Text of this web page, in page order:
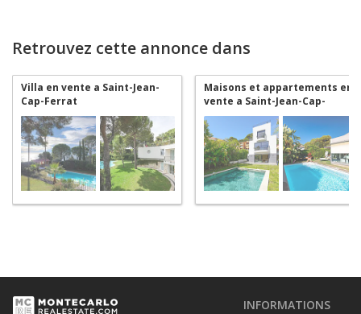
Retrouvez cette annonce dans
Villa en vente a Saint-Jean-
Cap-Ferrat
Maisons et appartements en
vente a Saint-Jean-Cap-
Ferrat
INFORMATIONS